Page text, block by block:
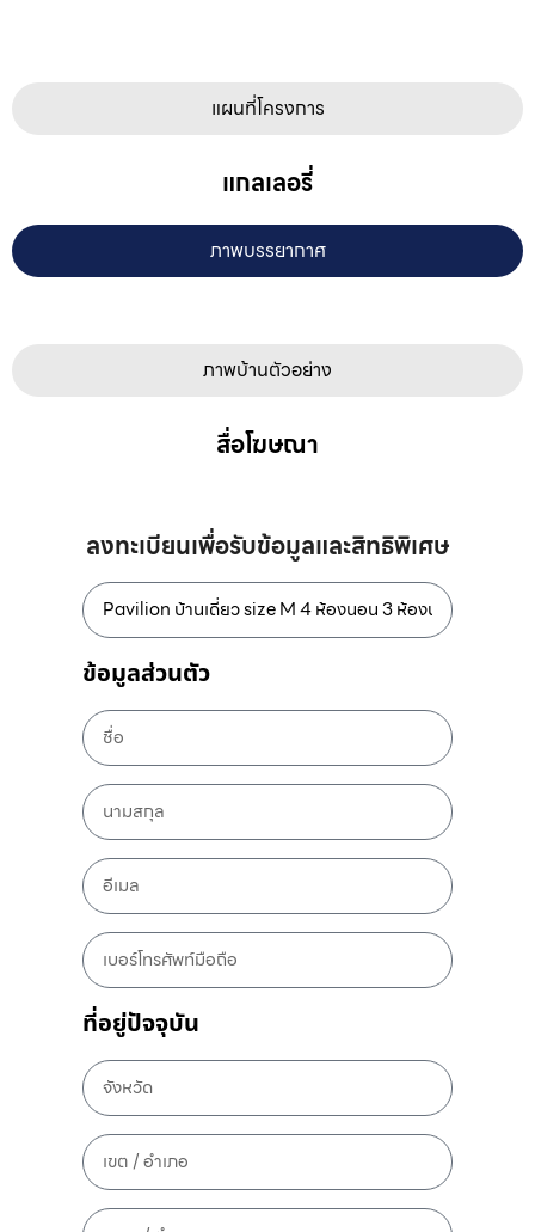
แผนที่โครงการ
แกลเลอรี่
ภาพบรรยากาศ
ภาพบ้านตัวอย่าง
สื่อโฆษณา
ลงทะเบียนเพื่อรับข้อมูลและสิทธิพิเศษ
ข้อมูลส่วนตัว
ที่อยู่ปัจจุบัน